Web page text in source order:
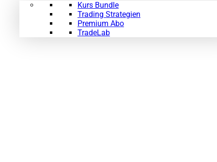
Kurs Bundle
Trading Strategien
Premium Abo
TradeLab